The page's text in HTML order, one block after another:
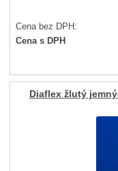
Cena bez DPH:
Cena s DPH
Diaflex žlutý